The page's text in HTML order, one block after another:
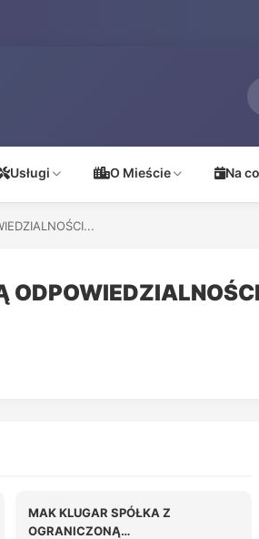
Usługi O Mieście Na
MAK KLUGAR SPÓŁKA Z
OGRANICZONĄ